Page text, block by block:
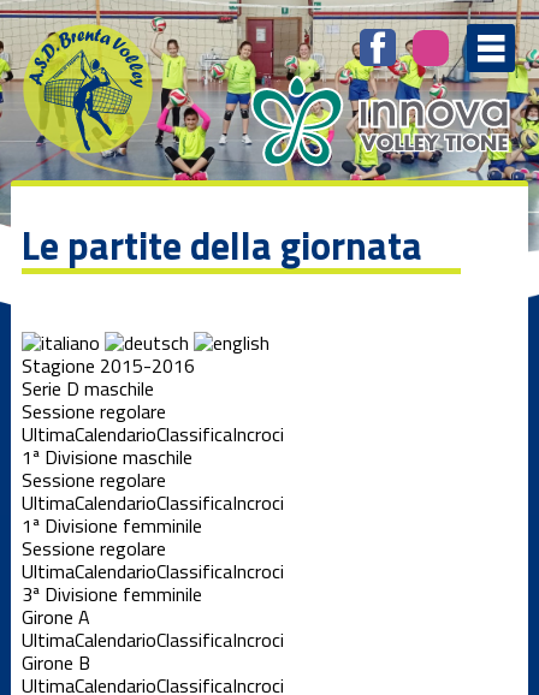
Le partite della giornata
Stagione 2015-2016
Serie D maschile
Sessione regolare
UltimaCalendarioClassificaIncroci
1ª Divisione maschile
Sessione regolare
UltimaCalendarioClassificaIncroci
1ª Divisione femminile
Sessione regolare
UltimaCalendarioClassificaIncroci
3ª Divisione femminile
Girone A
UltimaCalendarioClassificaIncroci
Girone B
UltimaCalendarioClassificaIncroci